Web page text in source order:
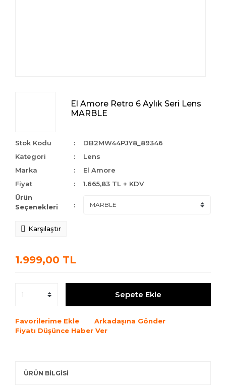
El Amore Retro 6 Aylık Seri Lens
MARBLE
Stok Kodu
DB2MW44PJY8_89346
Kategori
Lens
Marka
El Amore
Fiyat
1.665,83 TL + KDV
Ürün
Seçenekleri
Karşılaştır
1.999,00 TL
Sepete Ekle
Favorilerime Ekle
Arkadaşına Gönder
Fiyatı Düşünce Haber Ver
ÜRÜN BİLGİSİ